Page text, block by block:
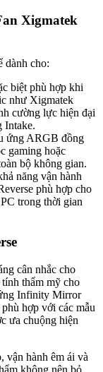
Xigmatek
dành cho:
biệt phù hợp khi
như Xigmatek
cường lực hiện đại
Intake.
ứng ARGB đồng
gaming hoặc
bộ không gian.
năng vận hành
phù hợp cho
trong thời gian
cân nhắc cho
thẩm mỹ cho
Infinity Mirror
hợp với các mẫu
ưa chuộng hiện
vận hành êm ái và
không nên bỏ